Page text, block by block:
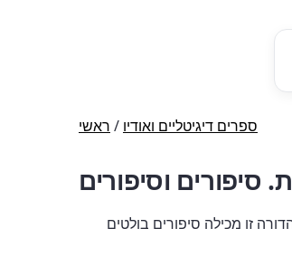
ראשי / ספרים דיגיטליים ואודיו
סיפורים וסיפורים
זו מכילה סיפורים בולטים